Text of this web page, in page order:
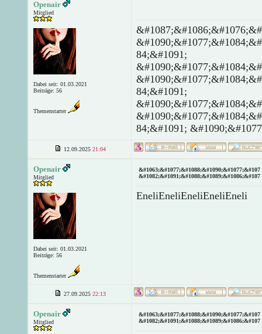
Openair
Mitglied
Dabei seit: 01.03.2021
Beiträge: 56
Themenstarter
84;&#1091;
84;&#1091;
84;&#1091;
12.09.2025 21:04
Openair
Mitglied
Dabei seit: 01.03.2021
Beiträge: 56
Themenstarter
&#1082;&#1091;&#1088;&#1089;&#1086;&#107
EneliEneliEneliEneliEneli
27.09.2025 22:13
Openair
Mitglied
&#1082;&#1091;&#1088;&#1089;&#1086;&#107